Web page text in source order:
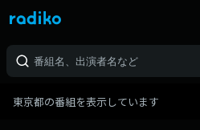
東京都の番組を表示しています